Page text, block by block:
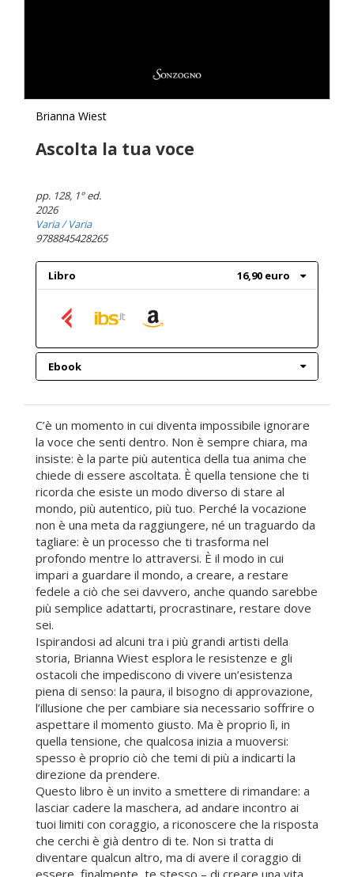
Brianna Wiest
Ascolta la tua voce
pp. 128, 1° ed.
2026
Varia/ Varia
9788845428265
Libro 16,90 euro
Ebook
C’è un momento in cui diventa impossibile ignorare
la voce che senti dentro. Non è sempre chiara, ma
insiste: è la parte più autentica della tua anima che
chiede di essere ascoltata. È quella tensione che ti
ricorda che esiste un modo diverso di stare al
mondo, più autentico, più tuo. Perché la vocazione
non è una meta da raggiungere, né un traguardo da
tagliare: è un processo che ti trasforma nel
profondo mentre lo attraversi. È il modo in cui
impari a guardare il mondo, a creare, a restare
fedele a ciò che sei davvero, anche quando sarebbe
più semplice adattarti, procrastinare, restare dove
sei.
Ispirandosi ad alcuni tra i più grandi artisti della
storia, Brianna Wiest esplora le resistenze e gli
ostacoli che impediscono di vivere un’esistenza
piena di senso: la paura, il bisogno di approvazione,
l’illusione che per cambiare sia necessario soffrire o
aspettare il momento giusto. Ma è proprio lì, in
quella tensione, che qualcosa inizia a muoversi:
spesso è proprio ciò che temi di più a indicarti la
direzione da prendere.
Questo libro è un invito a smettere di rimandare: a
lasciar cadere la maschera, ad andare incontro ai
tuoi limiti con coraggio, a riconoscere che la risposta
che cerchi è già dentro di te. Non si tratta di
diventare qualcun altro, ma di avere il coraggio di
essere, finalmente, te stesso – di creare una vita